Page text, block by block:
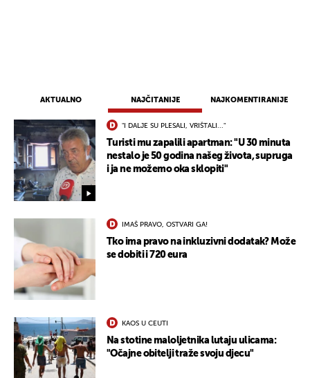
AKTUALNO NAJČITANIJE NAJKOMENTIRANIJE
"I DALJE SU PLESALI, VRIŠTALI..."
Turisti mu zapalili apartman: "U 30 minuta
nestalo je 50 godina našeg života, supruga
i ja ne možemo oka sklopiti"
IMAŠ PRAVO, OSTVARI GA!
Tko ima pravo na inkluzivni dodatak? Može
se dobiti i 720 eura
KAOS U CEUTI
Na stotine maloljetnika lutaju ulicama:
"Očajne obitelji traže svoju djecu"